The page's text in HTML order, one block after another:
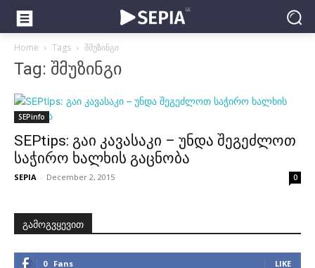
Home Tags შმუზინგი
Tag: შმუზინგი
SEPinfo
SEPtips: გაი კავასაკი – უნდა შეგეძლოთ
საჭირო ხალხის გაცნობა
SEPIA - December 2, 2015 0
გამოგვყევით
0 Fans LIKE